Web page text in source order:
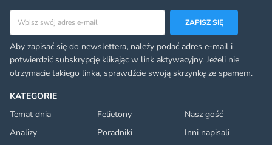
KATEGORIE
Temat dnia
Felietony
Nasz gość
Analizy
Poradniki
Inni napisali
ZAPISZ SIĘ
Aby zapisać się do newslettera, należy podać adres e-mail i
potwierdzić subskrypcję klikając w link aktywacyjny. Jeżeli nie
otrzymacie takiego linka, sprawdźcie swoją skrzynkę ze spamem.